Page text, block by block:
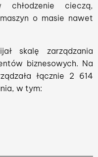
cieczą,
o masie nawet
skalę zarządzania
biznesowych. Na
łącznie 2 614
w tym: